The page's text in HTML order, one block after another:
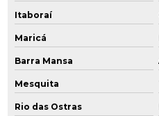
Empresas de monitoramento
Empresas de remediação
Gerenciamento ambiental de
Itaboraí
Maricá
Barra Mansa
Mesquita
Rio das Ostras